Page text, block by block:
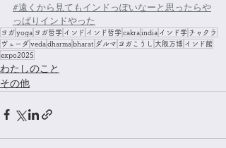
#遠くから見てもインドっぽいなーと思ったらや
っぱりインドやった
ヨガ yoga ヨガ哲学 インド インド哲学 cakra india インド学 チャクラ
ヴェーダ veda dharma bharat ダルマ ヨガこうし 大阪万博 インド館
expo2025
わたしのこと
その他